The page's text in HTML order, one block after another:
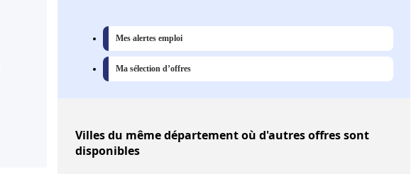
Mes alertes emploi
Ma sélection d’offres
Villesdu même département où d'autres offres sont
disponibles